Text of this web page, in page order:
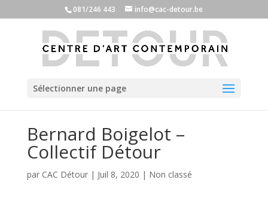
081/246 443 info@cac-detour.be
Sélectionner une page
Bernard Boigelot –
Collectif Détour
par CAC Détour| Juil 8, 2020 | Non classé